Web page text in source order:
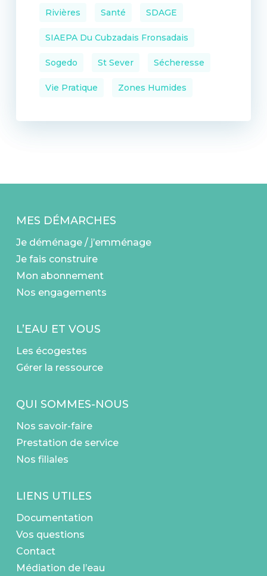
Rivières Santé SDAGE
SIAEPA Du Cubzadais Fronsadais
Sogedo St Sever Sécheresse
Vie Pratique Zones Humides
MES DÉMARCHES
Je déménage / j’emménage
Je fais construire
Mon abonnement
Nos engagements
L’EAU ET VOUS
Les écogestes
Gérer la ressource
QUI SOMMES-NOUS
Nos savoir-faire
Prestation de service
Nos filiales
LIENS UTILES
Documentation
Vos questions
Contact
Médiation de l’eau